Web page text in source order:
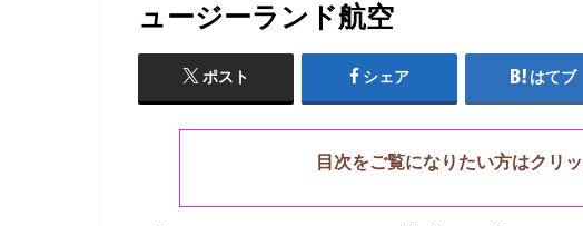
ュージーランド航空
ポスト シェア はてブ
目次をご覧になりたい方はクリ